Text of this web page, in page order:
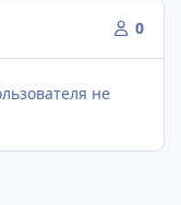
0
не